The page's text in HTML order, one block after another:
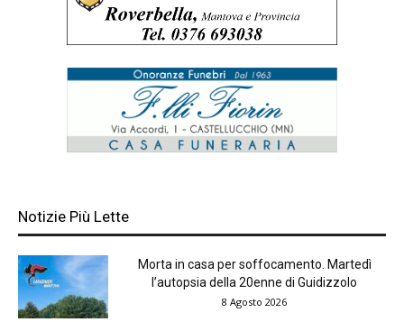
Notizie Più Lette
Morta in casa per soffocamento. Martedì
l’autopsia della 20enne di Guidizzolo
8 Agosto 2026